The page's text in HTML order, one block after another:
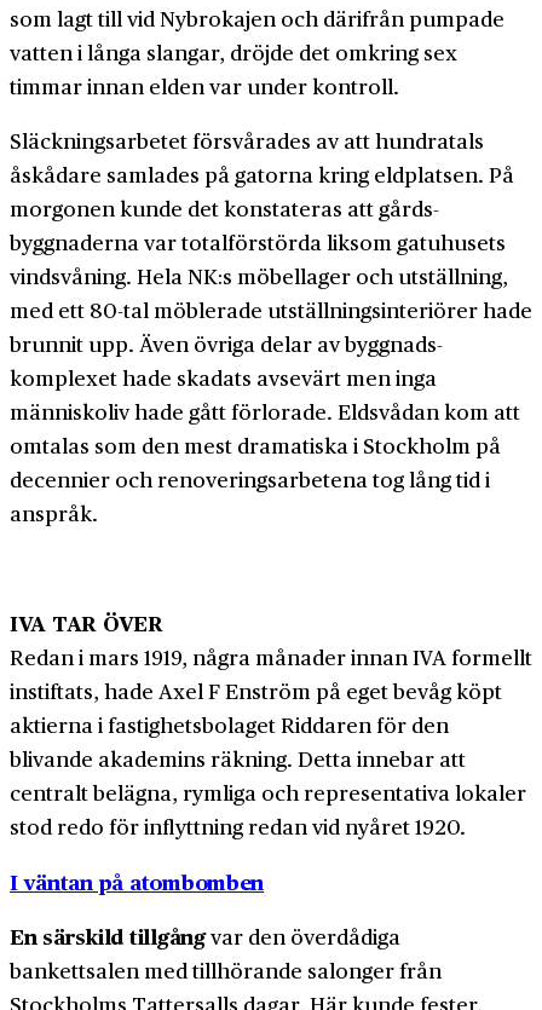
som lagt till vid Nybrokajen och därifrån pumpade
vatten i långa slangar, dröjde det omkring sex
timmar innan elden var under kontroll.
Släckningsarbetet försvårades av att hundratals
åskådare samlades på gatorna kring eldplatsen. På
morgonen kunde det konstateras att gårds­
byggnaderna var total­förstörda liksom gatu­husets
vindsvåning. Hela NK:s möbellager och utställning,
med ett 80-tal möblerade utställnings­interiörer hade
brunnit upp. Även övriga delar av byggnads­
komplexet hade skadats avsevärt men inga
människo­liv hade gått förlorade. Eldsvådan kom att
omtalas som den mest dramatiska i Stockholm på
decennier och renoverings­arbetena tog lång tid i
anspråk.
IVA TAR ÖVER
Redan i mars 1919, några månader innan IVA formellt
instiftats, hade Axel F Enström på eget bevåg köpt
aktierna i fastighets­­bolaget Riddaren för den
blivande akademins räkning. Detta innebar att
centralt belägna, rymliga och representativa lokaler
stod redo för inflyttning redan vid nyåret 1920.
I väntan på atombomben
En särskild tillgångvar den överdådiga
bankettsalen med tillhörande salonger från
Stockholms Tattersalls dagar. Här kunde fester,